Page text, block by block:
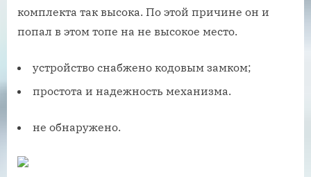
комплекта так высока. По этой причине он и
попал в этом топе на не высокое место.
устройство снабжено кодовым замком;
простота и надежность механизма.
не обнаружено.